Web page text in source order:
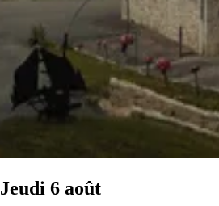
Jeudi 6 août